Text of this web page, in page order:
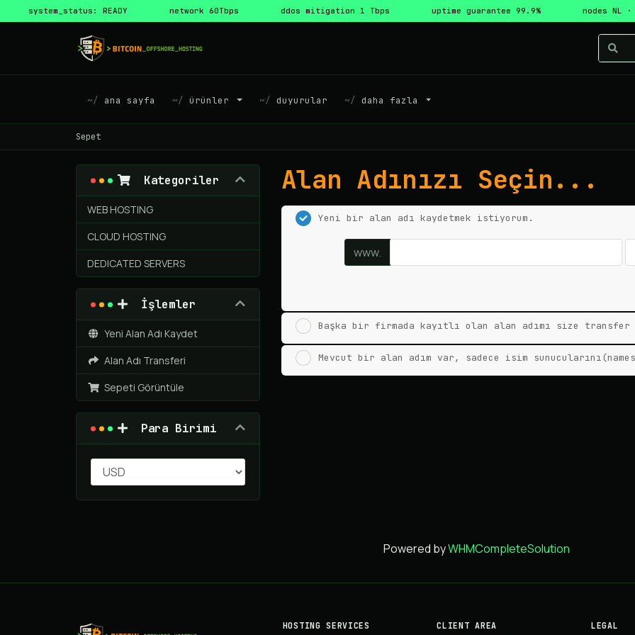
system_status: READY network 60Tbps ddos mitigation 1 Tbps uptime guarantee 99.9% nodes NL ·
ana sayfa ürünler duyurular daha fazla
Sepet
Kategoriler
WEB HOSTING
CLOUD HOSTING
DEDICATED SERVERS
İşlemler
Yeni Alan Adı Kaydet
Alan Adı Transferi
Sepeti Görüntüle
Para Birimi
Alan Adınızı Seçin...
Yeni bir alan adı kaydetmek istiyorum.
www.
Başka bir firmada kayıtlı olan alan adımı size transfer
Mevcut bir alan adım var, sadece isim
Powered byWHMCompleteSolution
HOSTING SERVICES CLIENT AREA LEGAL